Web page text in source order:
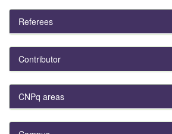
Referees
Contributor
CNPq areas